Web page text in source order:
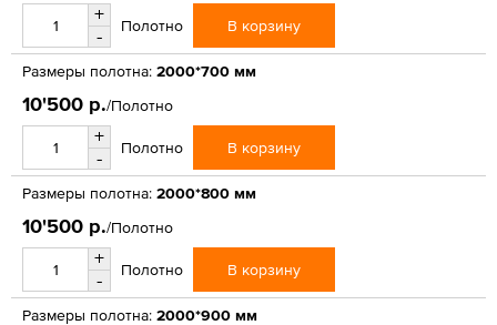
+
-
Полотно В корзину
Размеры полотна: 2000*700 мм
10'500 р./Полотно
+
-
Полотно В корзину
Размеры полотна: 2000*800 мм
10'500 р./Полотно
+
-
Полотно В корзину
Размеры полотна: 2000*900 мм